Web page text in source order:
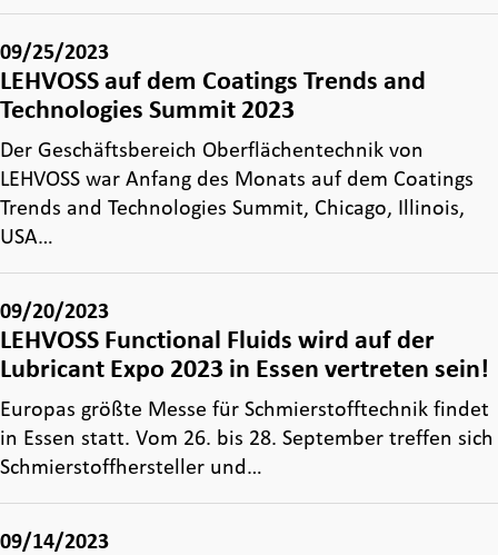
09/25/2023
LEHVOSS auf dem Coatings Trends and
Technologies Summit 2023
Der Geschäftsbereich Oberflächentechnik von
LEHVOSS war Anfang des Monats auf dem Coatings
Trends and Technologies Summit, Chicago, Illinois,
USA…
09/20/2023
LEHVOSS Functional Fluids wird auf der
Lubricant Expo 2023 in Essen vertreten sein!
Europas größte Messe für Schmierstofftechnik findet
in Essen statt. Vom 26. bis 28. September treffen sich
Schmierstoffhersteller und…
09/14/2023